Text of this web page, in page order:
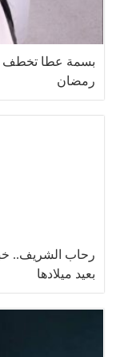
بسمة عطا تخطف
رمضان
رحاب الشريف..
بعيد ميلادها